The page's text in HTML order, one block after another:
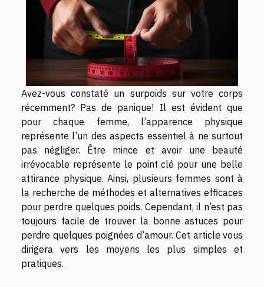
Avez-vous constaté un surpoids sur votre corps
récemment? Pas de panique! Il est évident que
pour chaque femme, l’apparence physique
représente l’un des aspects essentiel à ne surtout
pas négliger. Être mince et avoir une beauté
irrévocable représente le point clé pour une belle
attirance physique. Ainsi, plusieurs femmes sont à
la recherche de méthodes et alternatives efficaces
pour perdre quelques poids. Cependant, il n’est pas
toujours facile de trouver la bonne astuces pour
perdre quelques poignées d’amour. Cet article vous
dirigera vers les moyens les plus simples et
pratiques.